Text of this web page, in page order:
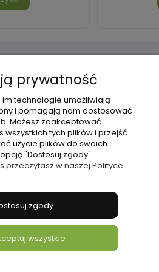
Pomoc
i dostawa
Informacje
bonni
prywatność
technologie umożliwiają
i pomagają nam dostosować
Możesz zaakceptować
wszystkich tych plików i przejść
użycie plików do swoich
"Dostosuj zgody".
przeczytasz w naszej Polityce
zgody
wszystkie